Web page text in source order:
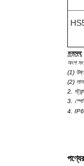
মন্তব্য:
অংশ
(1)
(2)
2.
3.
4.